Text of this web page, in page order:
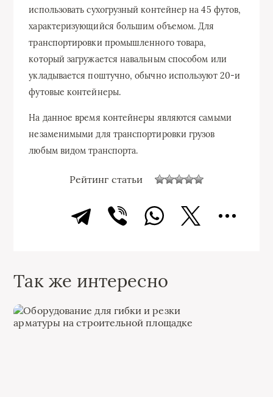
использовать сухогрузный контейнер на 45 футов,
характеризующийся большим объемом. Для
транспортировки промышленного товара,
который загружается навальным способом или
укладывается поштучно, обычно используют 20-и
футовые контейнеры.
На данное время контейнеры являются самыми
незаменимыми для транспортировки грузов
любым видом транспорта.
Рейтинг статьи
Так же интересно